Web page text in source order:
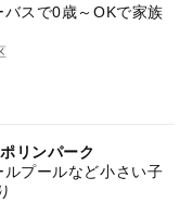
スで0歳～OKで家族
リンパーク
プールなど小さい子